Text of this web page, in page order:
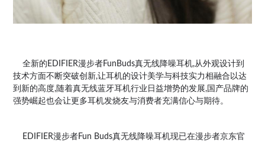
全新的EDIFIER漫步者FunBuds真无线降噪耳机,从外观设计到
技术方面不断突破创新,让耳机的设计美学与科技实力相融合以达
到新的高度,随着真无线蓝牙耳机行业日益增势的发展,国产品牌的
强势崛起也会让更多耳机发烧友与消费者充满信心与期待。
EDIFIER漫步者Fun Buds真无线降噪耳机现已在漫步者京东官